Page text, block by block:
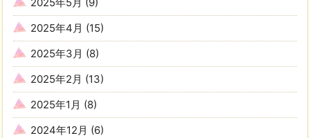
2025年5月 (9)
2025年4月 (15)
2025年3月 (8)
2025年2月 (13)
2025年1月 (8)
2024年12月 (6)